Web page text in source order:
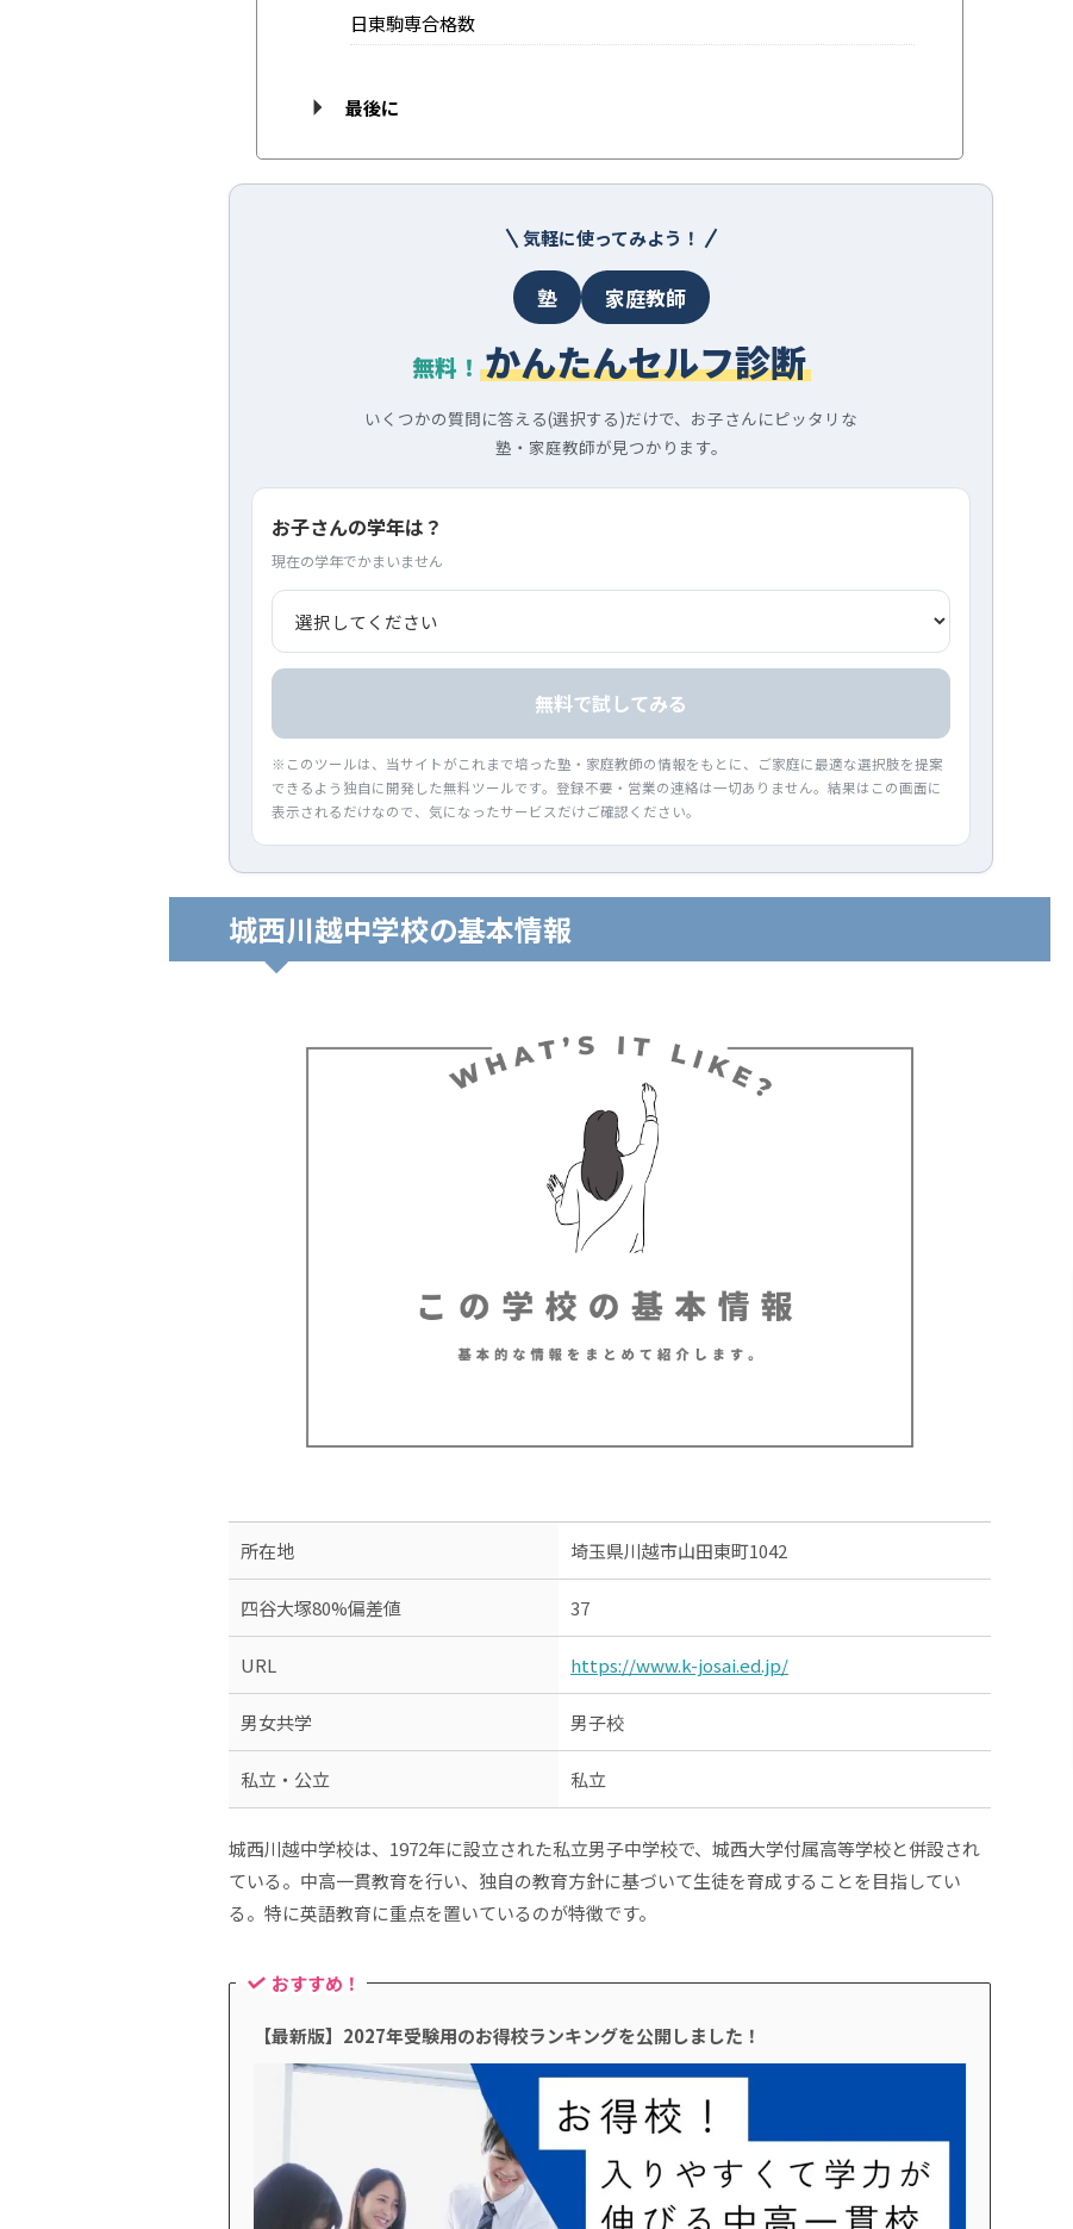
日東駒専合格数
最後に
気軽に使ってみよう！
塾 家庭教師
無料！ かんたんセルフ診断
いくつかの質問に答える(選択する)だけで、お子さんにピッタリな
塾・家庭教師が見つかります。
お子さんの学年は？
現在の学年でかまいません
無料で試してみる
※このツールは、当サイトがこれまで培った塾・家庭教師の情報をもとに、ご家庭に最適な選択肢を提案
できるよう独自に開発した無料ツールです。登録不要・営業の連絡は一切ありません。結果はこの画面に
表示されるだけなので、気になったサービスだけご確認ください。
城西川越中学校の基本情報
所在地 埼玉県川越市山田東町1042
四谷大塚80%偏差値 37
URL https://www.k-josai.ed.jp/
男女共学 男子校
私立・公立 私立
城西川越中学校は、1972年に設立された私立男子中学校で、城西大学付属高等学校と併設され
ている。中高一貫教育を行い、独自の教育方針に基づいて生徒を育成することを目指してい
る。特に英語教育に重点を置いているのが特徴です。
おすすめ！
【最新版】2027年受験用のお得校ランキングを公開しました！